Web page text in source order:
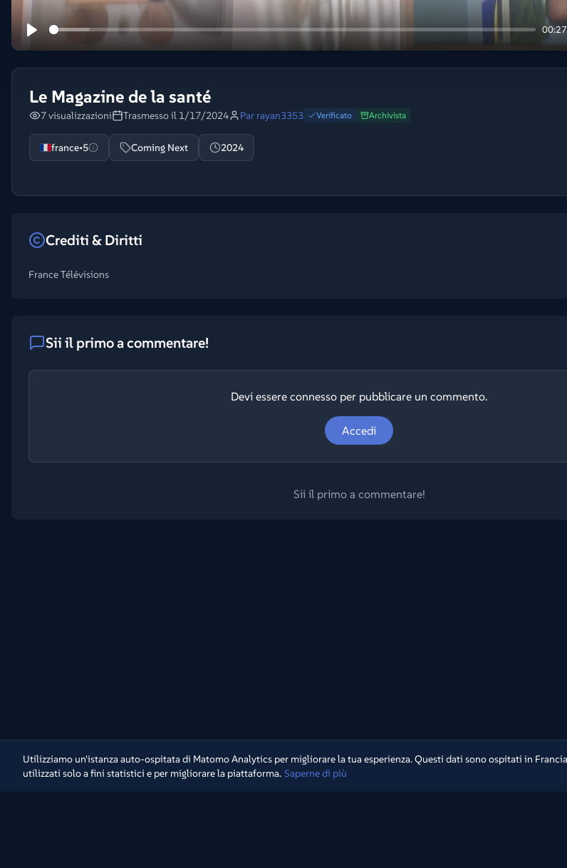
00:27
Le Magazine de la santé
7 visualizzazioni Trasmesso il 1/17/2024 Par rayan3353 Verificato Archivista
france•5 Coming Next 2024
Crediti & Diritti
France Télévisions
Sii il primo a commentare!
Devi essere connesso per pubblicare un commento.
Accedi
Sii il primo a commentare!
Utilizziamo un'istanza auto-ospitata di Matomo Analytics per migliorare la tua esperienza. Questi dati sono ospitati in
utilizzati solo a fini statistici e per migliorare la piattaforma. Saperne di più